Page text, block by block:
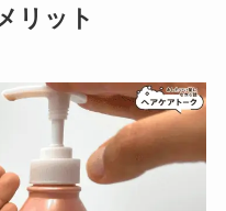
リット